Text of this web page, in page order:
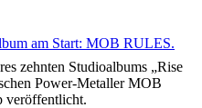
zehnten Studioalbums „Rise
Power-Metaller MOB
veröffentlicht.